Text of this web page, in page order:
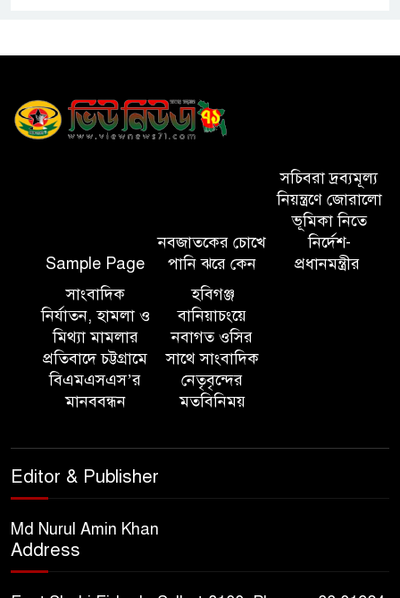
ঢাকা-সিলেট মহাসড়কে দুটি
নিহত ৯, পরিবারকে আর্থিক সহযোগিতা
‘জাতীয় প্রবাসী দিবস’ উদযাপনের
লক্ষ্যে আন্তঃমন্ত্রণালয় সভা অনুষ্ঠিত
সিলেট ইসলামিক ফাউন্ডেশনে
জুলাই গণঅভ্যুত্থান দিবস ২০২৬
উপলক্ষ্যে আলোচনা সভা ও দু’আ
মাহফিল
পরিবেশ রক্ষায় ব্যক্তিগত উদ্যোগ
সমাজের জন্য অনুকরণীয় মডেল-
বিভাগীয় কমিশনার
সিলেট মেট্রোপলিটন পুলিশ
শহীদদের প্রতি গভীর শ্রদ্ধা নিবেদন করেন
Sample Page
নবজাতকের চোখে
পানি ঝরে কেন
সচিবরা দ্রব্যমূল্য
নিয়ন্ত্রণে জোরালো
ভূমিকা নিতে
নির্দেশ-
প্রধানমন্ত্রীর
সাংবাদিক
নির্যাতন, হামলা ও
মিথ্যা মামলার
প্রতিবাদে চট্টগ্রামে
বিএমএসএস’র
মানববন্ধন
হবিগঞ্জ
বানিয়াচংয়ে
নবাগত ওসির
সাথে সাংবাদিক
নেতৃবৃন্দের
মতবিনিময়
Editor & Publisher
Md Nurul Amin Khan
Address